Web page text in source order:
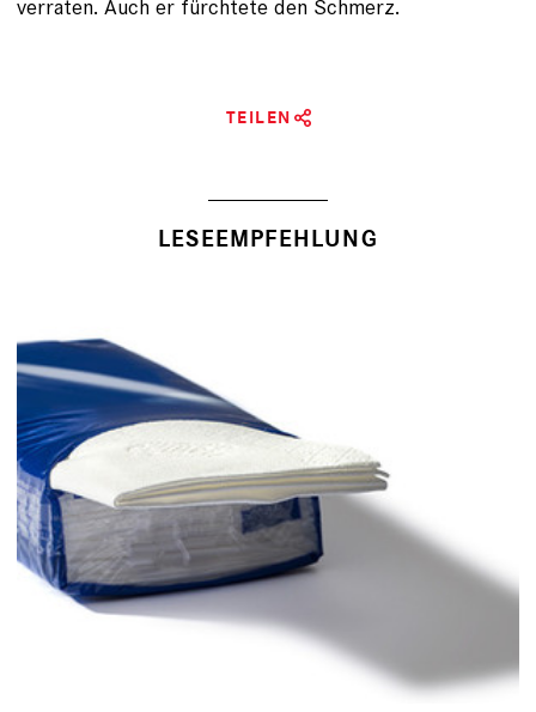
ver­raten. Auch er fürchtete den Schmerz.
TEILEN
LESEEMPFEHLUNG